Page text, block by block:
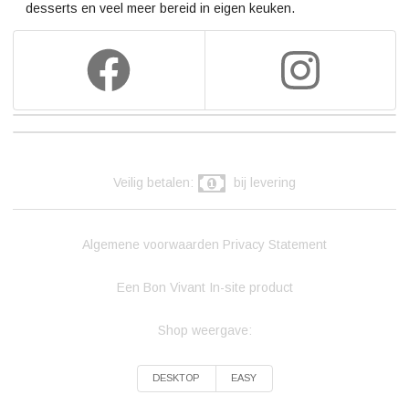
desserts en veel meer bereid in eigen keuken.
Veilig betalen: bij levering
Algemene voorwaarden Privacy Statement
Een Bon Vivant In-site product
Shop weergave:
DESKTOP EASY